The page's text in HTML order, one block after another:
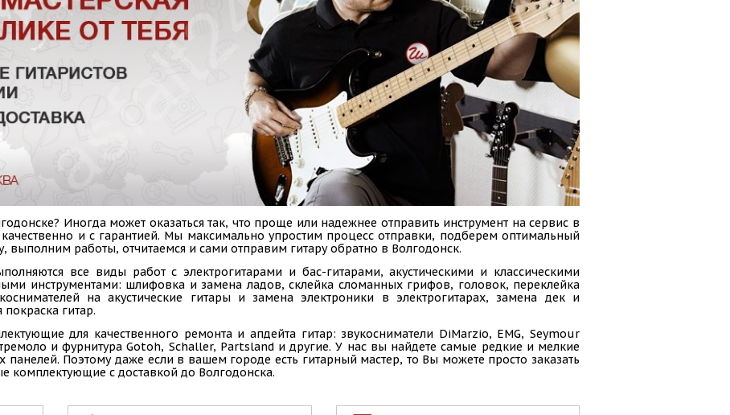
Иногда может оказаться так, что проще или надежнее отправить инструмент на сервис в
качественно и с гарантией. Мы максимально упростим процесс отправки, подберем оптимальный
выполним работы, отчитаемся и сами отправим гитару обратно в Волгодонск.
все виды работ с электрогитарами и бас-гитарами, акустическими и классическими
инструментами: шлифовка и замена ладов, склейка сломанных грифов, головок, переклейка
на акустические гитары и замена электроники в электрогитарах, замена дек и
гитар.
для качественного ремонта и апдейта гитар: звукосниматели DiMarzio, EMG, Seymour
и фурнитура Gotoh, Schaller, Partsland и другие. У нас вы найдете самые редкие и мелкие
панелей. Поэтому даже если в вашем городе есть гитарный мастер, то Вы можете просто заказать
комплектующие с доставкой до Волгодонска.